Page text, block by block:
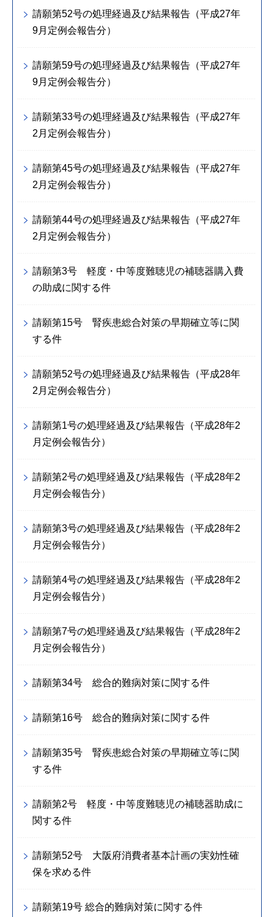
請願第52号の処理経過及び結果報告（平成27年
9月定例会報告分）
請願第59号の処理経過及び結果報告（平成27年
9月定例会報告分）
請願第33号の処理経過及び結果報告（平成27年
2月定例会報告分）
請願第45号の処理経過及び結果報告（平成27年
2月定例会報告分）
請願第44号の処理経過及び結果報告（平成27年
2月定例会報告分）
請願第3号 軽度・中等度難聴児の補聴器購入費
の助成に関する件
請願第15号 腎疾患総合対策の早期確立等に関
する件
請願第52号の処理経過及び結果報告（平成28年
2月定例会報告分）
請願第1号の処理経過及び結果報告（平成28年2
月定例会報告分）
請願第2号の処理経過及び結果報告（平成28年2
月定例会報告分）
請願第3号の処理経過及び結果報告（平成28年2
月定例会報告分）
請願第4号の処理経過及び結果報告（平成28年2
月定例会報告分）
請願第7号の処理経過及び結果報告（平成28年2
月定例会報告分）
請願第34号 総合的難病対策に関する件
請願第16号 総合的難病対策に関する件
請願第35号 腎疾患総合対策の早期確立等に関
する件
請願第2号 軽度・中等度難聴児の補聴器助成に
関する件
請願第52号 大阪府消費者基本計画の実効性確
保を求める件
請願第19号 総合的難病対策に関する件